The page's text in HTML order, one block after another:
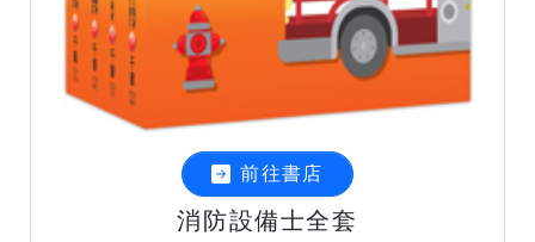
前往書店
消防設備士全套